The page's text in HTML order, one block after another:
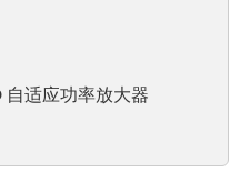
适应功率放大器